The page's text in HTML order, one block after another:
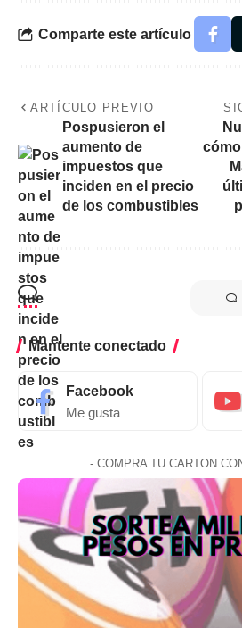
Comparte este artículo
ARTÍCULO PREVIO
Pospusieron el
aumento de
impuestos que
inciden en el precio
de los combustibles
Mantente conectado
Facebook
Me gusta
- COMPRA TU CARTON